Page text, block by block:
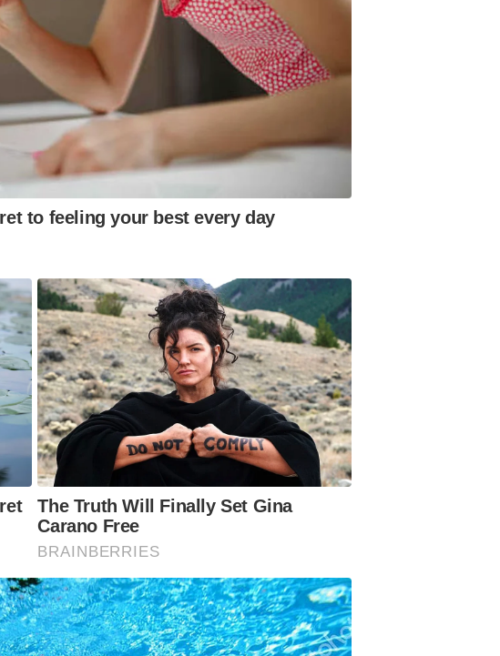
to feeling your best every day
The Truth Will Finally Set Gina
Carano Free
BRAINBERRIES